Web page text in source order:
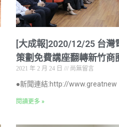
[大成報]2020/12/25 台灣
策劃免費講座翻轉新竹商
2021 年 2 月 24 日 尚無留言
●新聞連結:http://www.greatnew
閱讀更多 »